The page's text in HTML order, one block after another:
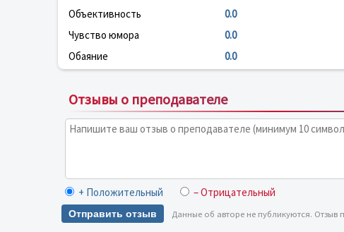
Объективность
0.0
Чувство юмора
0.0
Обаяние
0.0
Отзывы о преподавателе
+ Положительный – Отрицательный
Отправить отзыв Данные об авторе не публикуются.